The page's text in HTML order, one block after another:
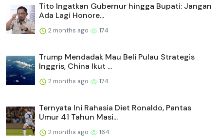
Tito Ingatkan Gubernur hingga Bupati: Jangan
Ada Lagi Honore...
2 months ago 174
Trump Mendadak Mau Beli Pulau Strategis
Inggris, China Ikut ...
2 months ago 174
Ternyata Ini Rahasia Diet Ronaldo, Pantas
Umur 41 Tahun Masi...
2 months ago 164